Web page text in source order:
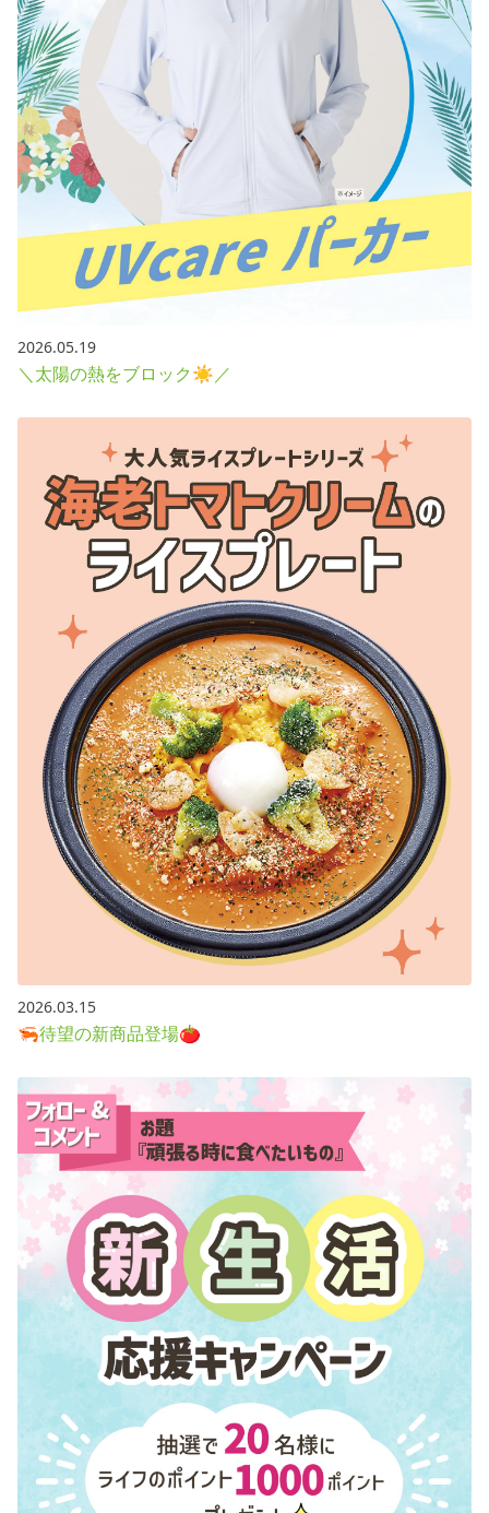
2026.05.19
＼太陽の熱をブロック☀／
2026.03.15
🦐待望の新商品登場🍅